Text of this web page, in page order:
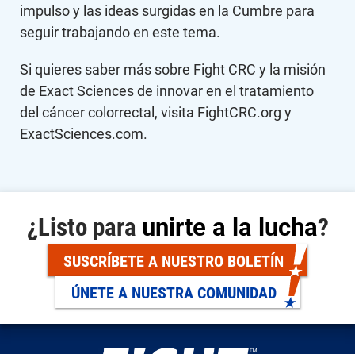
impulso y las ideas surgidas en la Cumbre para
seguir trabajando en este tema.
Si quieres saber más sobre Fight CRC y la misión
de Exact Sciences de innovar en el tratamiento
del cáncer colorrectal, visita FightCRC.org y
ExactSciences.com.
¿Listo para unirte a la lucha?
SUSCRÍBETE A NUESTRO BOLETÍN
ÚNETE A NUESTRA COMUNIDAD